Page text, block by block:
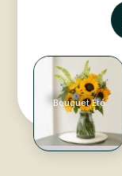
Bouquet Été